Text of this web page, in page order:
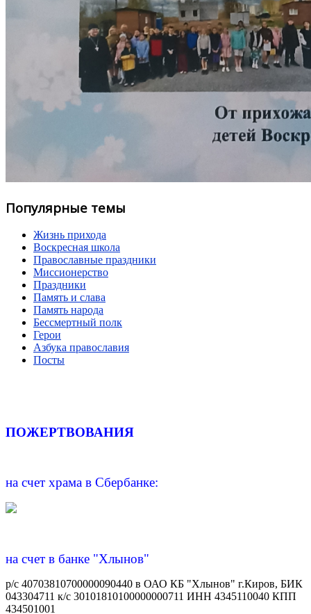
Популярные темы
Жизнь прихода
Воскресная школа
Православные праздники
Миссионерство
Праздники
Память и слава
Память народа
Бессмертный полк
Герои
Азбука православия
Посты
ПОЖЕРТВОВАНИЯ
на счет храма в Сбербанке:
на счет в банке "Хлынов"
р/с 40703810700000090440 в ОАО КБ "Хлынов" г.Киров, БИК
043304711 к/с 30101810100000000711 ИНН 4345110040 КПП
434501001